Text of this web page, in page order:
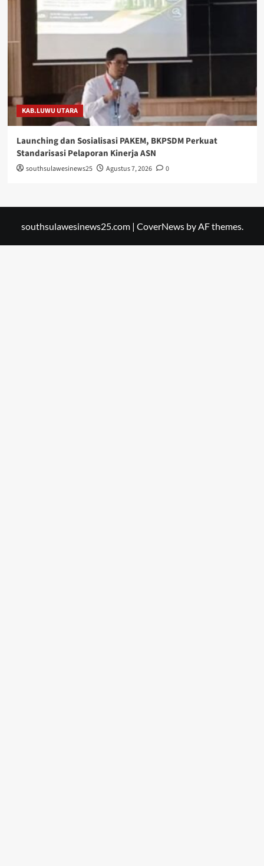
KAB.LUWU UTARA
Launching dan Sosialisasi PAKEM, BKPSDM Perkuat
Standarisasi Pelaporan Kinerja ASN
southsulawesinews25 Agustus 7, 2026 0
southsulawesinews25.com | CoverNewsby AF themes.